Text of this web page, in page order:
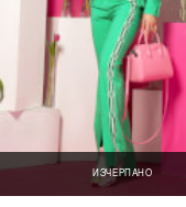
ИЗЧЕРПАНО